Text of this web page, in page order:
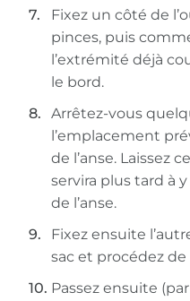
Fixez un côté de
pinces, puis
l’extrémité déjà
le bord.
Arrêtez-vous
l’emplacement
de l’anse. Laissez
servira plus tard à
de l’anse.
Fixez ensuite
sac et procédez
Passez ensuite